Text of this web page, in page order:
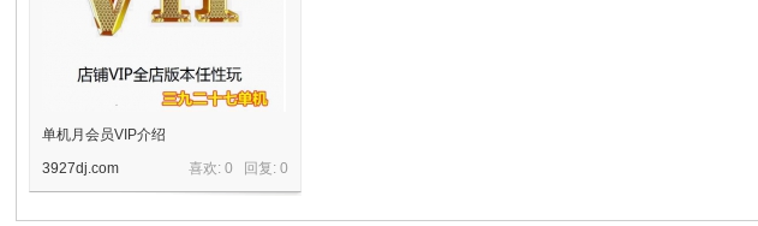
单机月会员VIP介绍
喜欢: 0 回复:0
3927dj.com